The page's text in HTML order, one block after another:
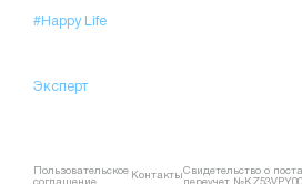
#Happy Life
Эксперт
Пользовательское КонтактыСвидетельство о